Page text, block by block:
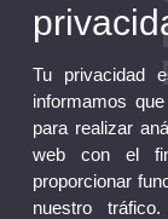
Tu privacidad
informamos
para realizar
web con el
proporcionar
nuestro